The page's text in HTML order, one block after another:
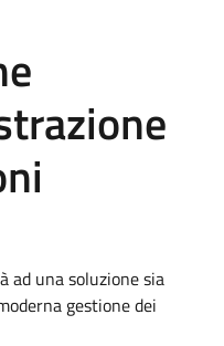
ad una soluzione sia
gestione dei